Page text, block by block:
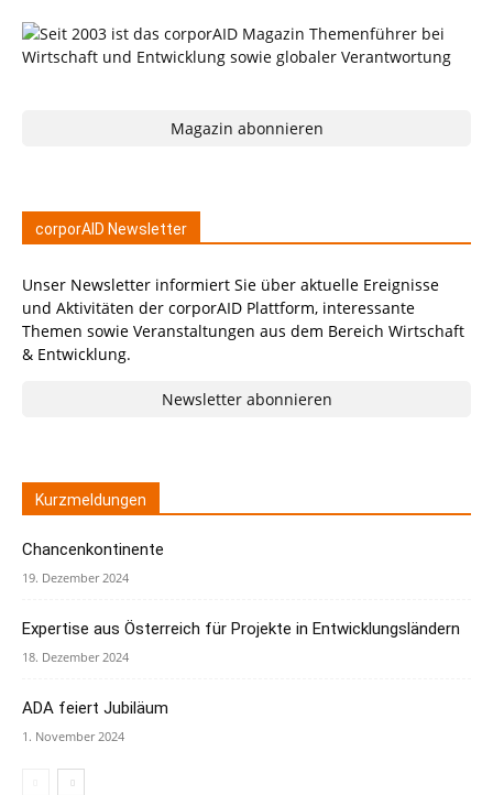
Magazin abonnieren
corporAID Newsletter
Unser Newsletter informiert Sie über aktuelle Ereignisse
und Aktivitäten der corporAID Plattform, interessante
Themen sowie Veranstaltungen aus dem Bereich Wirtschaft
& Entwicklung.
Newsletter abonnieren
Kurzmeldungen
Chancenkontinente
19. Dezember 2024
Expertise aus Österreich für Projekte in Entwicklungsländern
18. Dezember 2024
ADA feiert Jubiläum
1. November 2024